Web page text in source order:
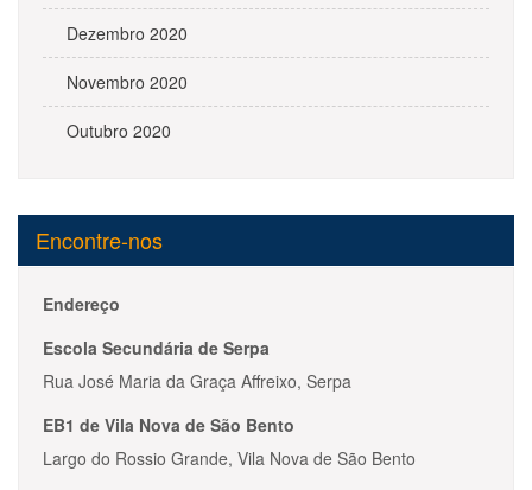
Dezembro 2020
Novembro 2020
Outubro 2020
Encontre-nos
Endereço
Escola Secundária de Serpa
Rua José Maria da Graça Affreixo, Serpa
EB1 de Vila Nova de São Bento
Largo do Rossio Grande, Vila Nova de São Bento